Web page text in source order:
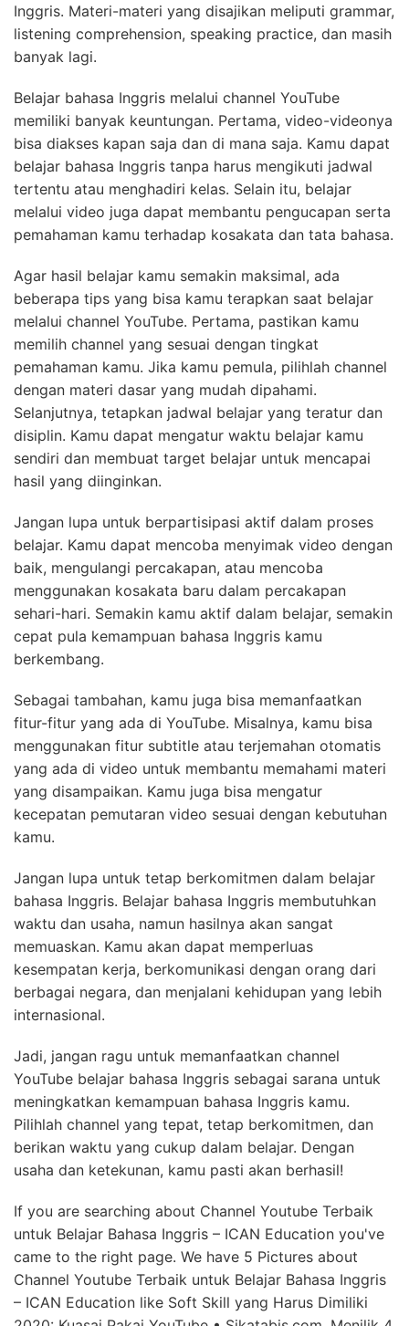
Inggris. Materi-materi yang disajikan meliputi grammar,
listening comprehension, speaking practice, dan masih
banyak lagi.
Belajar bahasa Inggris melalui channel YouTube
memiliki banyak keuntungan. Pertama, video-videonya
bisa diakses kapan saja dan di mana saja. Kamu dapat
belajar bahasa Inggris tanpa harus mengikuti jadwal
tertentu atau menghadiri kelas. Selain itu, belajar
melalui video juga dapat membantu pengucapan serta
pemahaman kamu terhadap kosakata dan tata bahasa.
Agar hasil belajar kamu semakin maksimal, ada
beberapa tips yang bisa kamu terapkan saat belajar
melalui channel YouTube. Pertama, pastikan kamu
memilih channel yang sesuai dengan tingkat
pemahaman kamu. Jika kamu pemula, pilihlah channel
dengan materi dasar yang mudah dipahami.
Selanjutnya, tetapkan jadwal belajar yang teratur dan
disiplin. Kamu dapat mengatur waktu belajar kamu
sendiri dan membuat target belajar untuk mencapai
hasil yang diinginkan.
Jangan lupa untuk berpartisipasi aktif dalam proses
belajar. Kamu dapat mencoba menyimak video dengan
baik, mengulangi percakapan, atau mencoba
menggunakan kosakata baru dalam percakapan
sehari-hari. Semakin kamu aktif dalam belajar, semakin
cepat pula kemampuan bahasa Inggris kamu
berkembang.
Sebagai tambahan, kamu juga bisa memanfaatkan
fitur-fitur yang ada di YouTube. Misalnya, kamu bisa
menggunakan fitur subtitle atau terjemahan otomatis
yang ada di video untuk membantu memahami materi
yang disampaikan. Kamu juga bisa mengatur
kecepatan pemutaran video sesuai dengan kebutuhan
kamu.
Jangan lupa untuk tetap berkomitmen dalam belajar
bahasa Inggris. Belajar bahasa Inggris membutuhkan
waktu dan usaha, namun hasilnya akan sangat
memuaskan. Kamu akan dapat memperluas
kesempatan kerja, berkomunikasi dengan orang dari
berbagai negara, dan menjalani kehidupan yang lebih
internasional.
Jadi, jangan ragu untuk memanfaatkan channel
YouTube belajar bahasa Inggris sebagai sarana untuk
meningkatkan kemampuan bahasa Inggris kamu.
Pilihlah channel yang tepat, tetap berkomitmen, dan
berikan waktu yang cukup dalam belajar. Dengan
usaha dan ketekunan, kamu pasti akan berhasil!
If you are searching about Channel Youtube Terbaik
untuk Belajar Bahasa Inggris – ICAN Education you've
came to the right page. We have 5 Pictures about
Channel Youtube Terbaik untuk Belajar Bahasa Inggris
– ICAN Education like Soft Skill yang Harus Dimiliki